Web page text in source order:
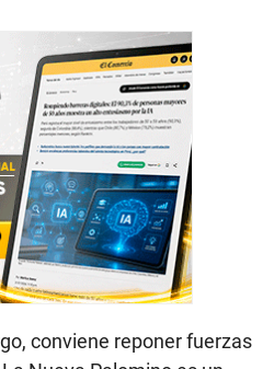
conviene reponer fuerzas